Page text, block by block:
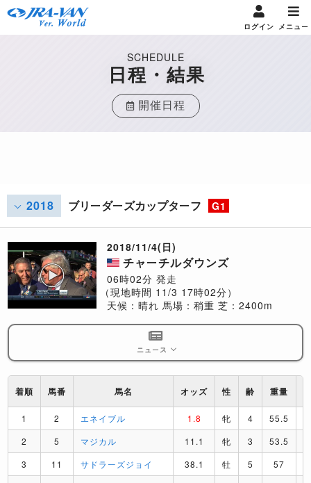
ログイン メニュー
SCHEDULE
日程・結果
開催日程
2018 ブリーダーズカップターフ G1
2018/11/4(日)
チャーチルダウンズ
06時02分 発走
（現地時間 11/3 17時02分）
天候：晴れ 馬場：稍重 芝：2400m
ニュース
着順 馬番 馬名 オッズ 性 齢 重量
1 2 エネイブル 1.8 牝 4 55.5
2
5 マジカル 11.1 牝 3 53.5
3
11 サドラーズジョイ 38.1 牡 5 57